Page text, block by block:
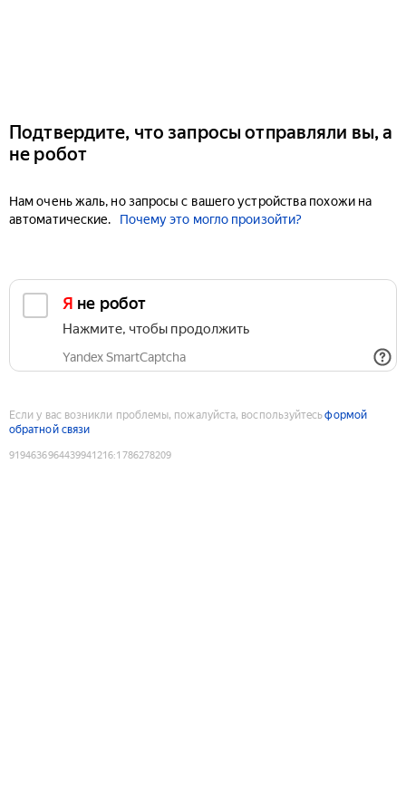
Подтвердите, что запросы отправляли вы, а
не робот
Нам очень жаль, но запросы с вашего устройства похожи на
автоматические.
Почему это могло произойти?
Я не робот
Нажмите, чтобы продолжить
Yandex SmartCaptcha
Если у вас возникли проблемы, пожалуйста, воспользуйтесьформой
обратной связи
9194636964439941216:1786278209